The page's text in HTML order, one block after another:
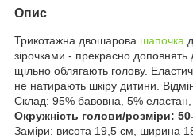
Опис
Трикотажна двошарова шапочка
зірочками - прекрасно
щільно облягають голову.
не натирають шкіру дитини.
Склад: 95% бавовна, 5% еластан,
Окружність голови/розміри:
Заміри: висота 19,5 см, ширина